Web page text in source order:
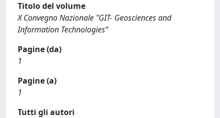
Titolo del volume
X Convegno Nazionale "GIT- Geosciences and
Information Technologies“
Pagine (da)
1
Pagine (a)
1
Tutti gli autori